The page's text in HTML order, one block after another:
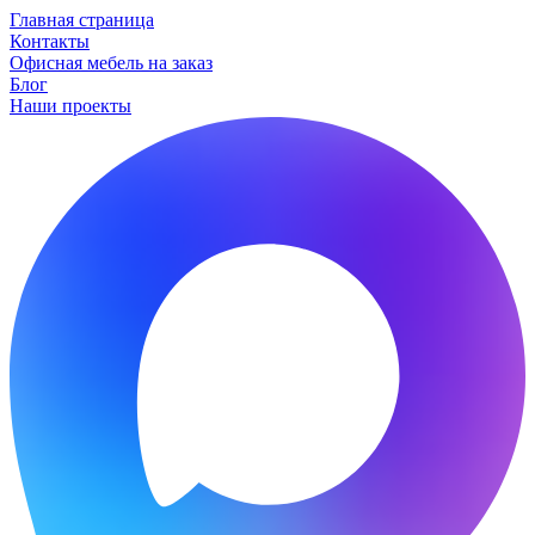
Главная страница
Контакты
Офисная мебель на заказ
Блог
Наши проекты